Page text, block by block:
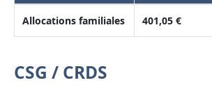
Allocations familiales 401,05 €
CSG / CRDS